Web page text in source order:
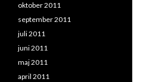
oktober 2011
september 2011
juli 2011
juni 2011
maj 2011
april 2011